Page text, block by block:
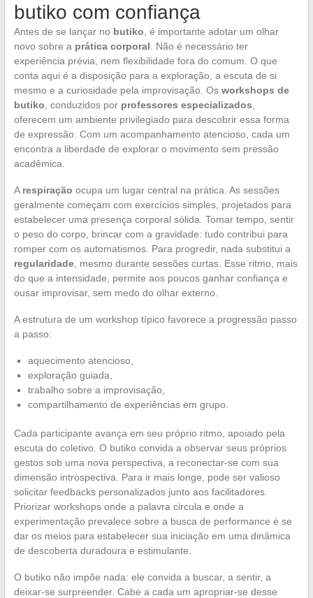
butiko com confiança
Antes de se lançar no butiko , é importante adotar um olhar
novo sobre a prática corporal . Não é necessário ter
experiência prévia, nem flexibilidade fora do comum. O que
conta aqui é a disposição para a exploração, a escuta de si
mesmo e a curiosidade pela improvisação. Os workshops de
butiko , conduzidos por professores especializados
oferecem um ambiente privilegiado para descobrir essa forma
de expressão. Com um acompanhamento atencioso, cada um
encontra a liberdade de explorar o movimento sem pressão
acadêmica.
A respiração ocupa um lugar central na prática. As sessões
geralmente começam com exercícios simples, projetados para
estabelecer uma presença corporal sólida. Tomar tempo, sentir
o peso do corpo, brincar com a gravidade: tudo contribui para
romper com os automatismos. Para progredir, nada substitui a
regularidade, mesmo durante sessões curtas. Esse ritmo, mais
do que a intensidade, permite aos poucos ganhar confiança e
ousar improvisar, sem medo do olhar externo.
A estrutura de um workshop típico favorece a progressão passo
a passo:
aquecimento atencioso,
exploração guiada,
trabalho sobre a improvisação,
compartilhamento de experiências em grupo.
Cada participante avança em seu próprio ritmo, apoiado pela
escuta do coletivo. O butiko convida a observar seus próprios
gestos sob uma nova perspectiva, a reconectar-se com sua
dimensão introspectiva. Para ir mais longe, pode ser valioso
solicitar feedbacks personalizados junto aos facilitadores.
Priorizar workshops onde a palavra circula e onde a
experimentação prevalece sobre a busca de performance é se
dar os meios para estabelecer sua iniciação em uma dinâmica
de descoberta duradoura e estimulante.
O butiko não impõe nada: ele convida a buscar, a sentir, a
deixar-se surpreender. Cabe a cada um apropriar-se desse